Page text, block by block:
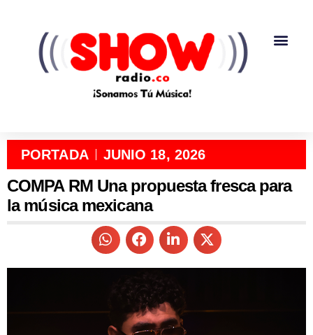
PORTADA JUNIO 18, 2026
COMPA RM Una propuesta fresca para
la música mexicana